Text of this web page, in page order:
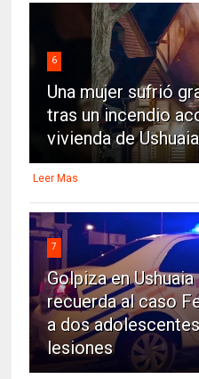
6
Una mujer sufrió
tras un incendio
vivienda de Ushuaia
Leer Mas
7
Golpiza en
recuerda al caso
a dos
lesiones